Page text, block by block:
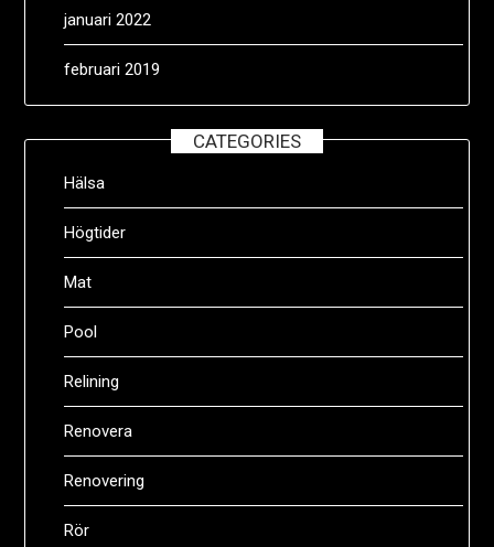
januari 2022
februari 2019
CATEGORIES
Hälsa
Högtider
Mat
Pool
Relining
Renovera
Renovering
Rör